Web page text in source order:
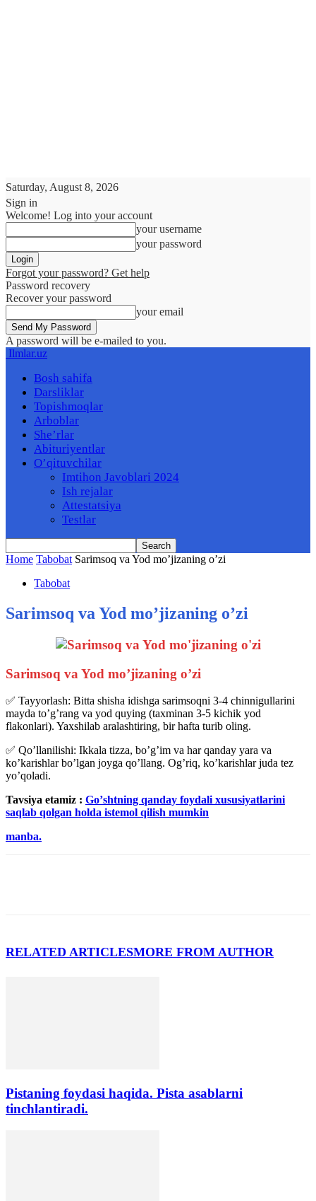
Saturday, August 8, 2026
Sign in
Welcome! Log into your account
your username
your password
Forgot your password? Get help
Password recovery
Recover your password
your email
A password will be e-mailed to you.
Ilmlar.uz
Bosh sahifa
Darsliklar
Topishmoqlar
Arboblar
She’rlar
Abituriyentlar
O’qituvchilar
Imtihon Javoblari 2024
Ish rejalar
Attestatsiya
Testlar
Home Tabobat Sarimsoq va Yod mo’jizaning o’zi
Tabobat
Sarimsoq va Yod mo’jizaning o’zi
Sarimsoq va Yod mo’jizaning o’zi
✅ Tayyorlash: Bitta shisha idishga sarimsoqni 3-4 chinnigullarini
mayda toʼgʼrang va yod quying (taxminan 3-5 kichik yod
flakonlari). Yaxshilab aralashtiring, bir hafta turib oling.
✅ Qoʼllanilishi: Ikkala tizza, boʼgʼim va har qanday yara va
koʼkarishlar boʼlgan joyga qoʼllang. Ogʼriq, koʼkarishlar juda tez
yoʼqoladi.
Tavsiya etamiz : Goʼshtning qanday foydali xususiyatlarini
saqlab qolgan holda istemol qilish mumkin
manba.
RELATED ARTICLESMORE FROM AUTHOR
Pistaning foydasi haqida. Pista asablarni
tinchlantiradi.